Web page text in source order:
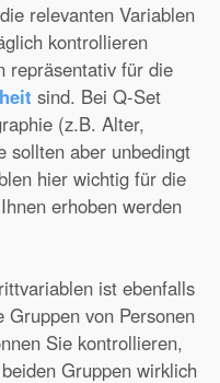
relevanten Variablen
kontrollieren
repräsentativ für die
sind. Bei Q-Set
(z.B. Alter,
sollten aber unbedingt
hier wichtig für die
erhoben werden
ist ebenfalls
von Personen
Sie kontrollieren,
Gruppen wirklich